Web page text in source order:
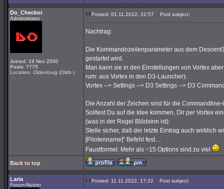
Do_Checkor
Administrator
Joined: 19 Nov 2000
Posts: 7775
Location: Oldenburg (Oldb.)
Posted: 01.11.2022, 22:57 Post subject:
Nachtrag:
Die Kommandozeilenparameter aus dem
gestartet wird.
Man kann sie in den Einstellungen von Vortex
rum: aus Vortex in den D3-Launcher).
Vortex --> Settings --> D3 Settings --> D3
Die Anzahl der Zeichen sind für die
Solltest Du auf die Idee kommen, Dir per Vortex
(was in der Regel Blödsinn ist):
Stelle sicher, daß der letzte Eintrag auch wirklich
[Pilotenname]" Befehl fest....
Faustformel: Mehr als ~15 Options sind zu viel
Back to top
Laria
Forum-Nutzer
Posted: 11.11.2022, 17:22 Post subject: